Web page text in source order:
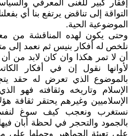
إفقار كبير للغنى المعرفي
التواقة إلى تناقض يرتفع بنا أي
الموضوعية الحية.
وحتى يكون لهده المناقشة من
نلخص له أفكار بنيس ثم نعمد إلى
أن لا تمر هكذا وان كان لابد من
لأوانها نقول إن في أفكار
بالموضوع الذي تعرض له حقد
الإسلام وتاريخه وثقافته فهو
الإسلاميين وغيرهم يحتقر ثقافة
نستغرب ونعجب كيف سوغ
بالجمود والتحجر في لحظة أبان
على تعبئة الجماهير وحملها على